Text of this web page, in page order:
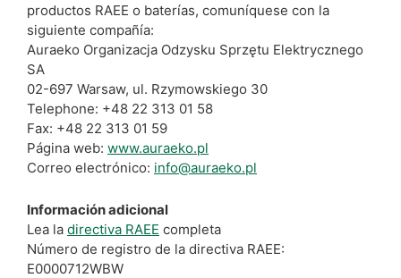
productos RAEE o baterías, comuníquese con la
siguiente compañía:
Auraeko Organizacja Odzysku Sprzętu Elektrycznego
SA
02-697 Warsaw, ul. Rzymowskiego 30
Telephone: +48 22 313 01 58
Fax: +48 22 313 01 59
Página web: www.auraeko.pl
Correo electrónico: info@auraeko.pl
Información adicional
Lea la directiva RAEE completa
Número de registro de la directiva RAEE:
E0000712WBW